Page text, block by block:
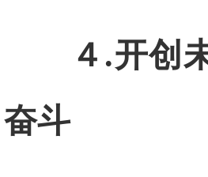
４.开创
奋斗